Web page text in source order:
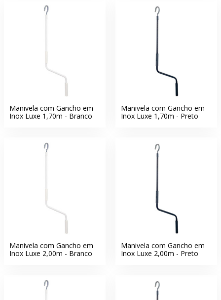
Manivela com Gancho em
Inox Luxe 1,70m - Branco
Manivela com Gancho em
Inox Luxe 1,70m - Preto
Manivela com Gancho em
Inox Luxe 2,00m - Branco
Manivela com Gancho em
Inox Luxe 2,00m - Preto